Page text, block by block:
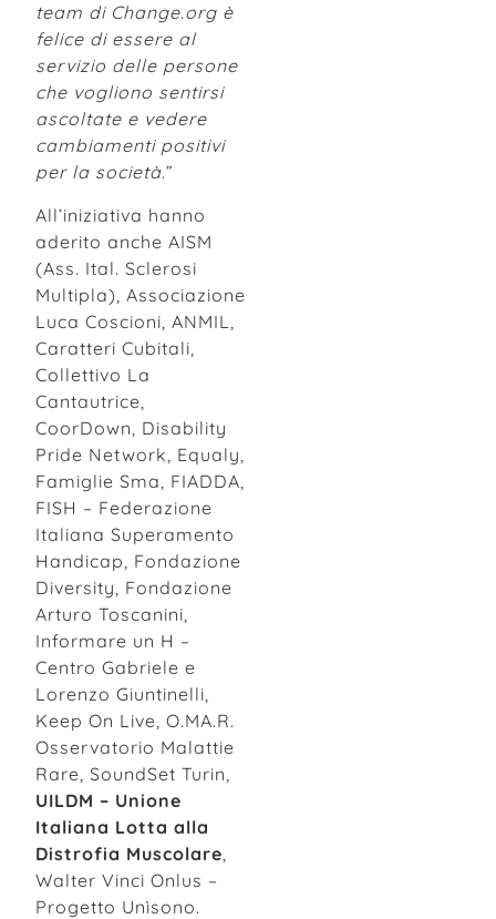
team di Change.org è
felice di essere al
servizio delle persone
che vogliono sentirsi
ascoltate e vedere
cambiamenti positivi
per la società.”
All’iniziativa hanno
aderito anche AISM
(Ass. Ital. Sclerosi
Multipla), Associazione
Luca Coscioni, ANMIL,
Caratteri Cubitali,
Collettivo La
Cantautrice,
CoorDown, Disability
Pride Network, Equaly,
Famiglie Sma, FIADDA,
FISH – Federazione
Italiana Superamento
Handicap, Fondazione
Diversity, Fondazione
Arturo Toscanini,
Informare un H –
Centro Gabriele e
Lorenzo Giuntinelli,
Keep On Live, O.MA.R.
Osservatorio Malattie
Rare, SoundSet Turin,
UILDM – Unione
Italiana Lotta alla
Distrofia Muscolare
Walter Vinci Onlus –
Progetto Unìsono.